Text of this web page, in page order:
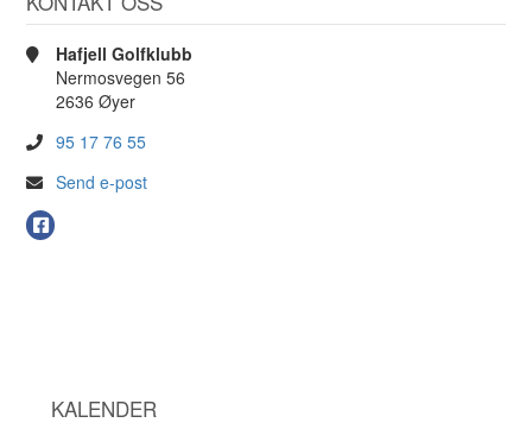
Hafjell Golfklubb
Nermosvegen 56
2636 Øyer
95 17 76 55
Send e-post
KALENDER